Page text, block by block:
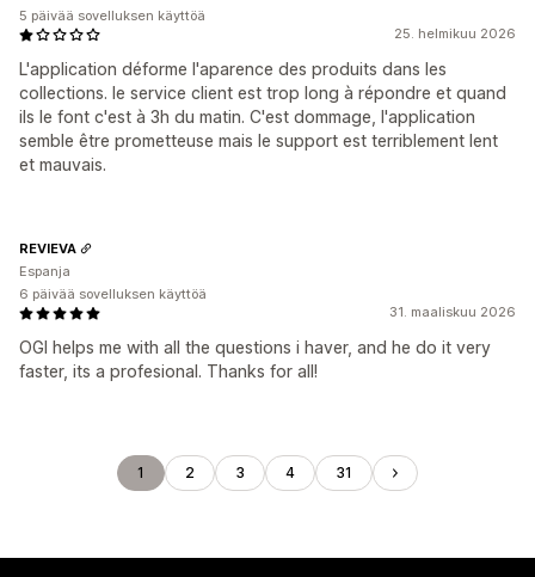
25. helmikuu 2026
L'application déforme l'aparence des produits dans les
collections. le service client est trop long à répondre et quand
ils le font c'est à 3h du matin. C'est dommage, l'application
semble être prometteuse mais le support est terriblement lent
et mauvais.
5 päivää sovelluksen käyttöä
31. maaliskuu 2026
OGI helps me with all the questions i haver, and he do it very
faster, its a profesional. Thanks for all!
REVIEVA
Espanja
6 päivää sovelluksen käyttöä
1 2 3 4 31